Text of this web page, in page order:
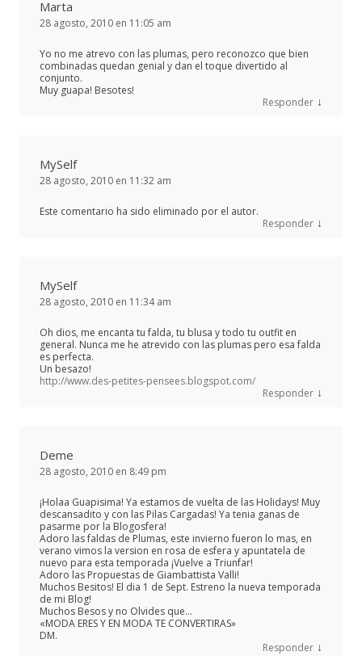
Marta
28 agosto, 2010 en 11:05 am
Yo no me atrevo con las plumas, pero reconozco que bien
combinadas quedan genial y dan el toque divertido al
conjunto.
Muy guapa! Besotes!
Responder ↓
MySelf
28 agosto, 2010 en 11:32 am
Este comentario ha sido eliminado por el autor.
Responder ↓
MySelf
28 agosto, 2010 en 11:34 am
Oh dios, me encanta tu falda, tu blusa y todo tu outfit en
general. Nunca me he atrevido con las plumas pero esa falda
es perfecta.
Un besazo!
http://www.des-petites-pensees.blogspot.com/
Responder ↓
Deme
28 agosto, 2010 en 8:49 pm
¡Holaa Guapisima! Ya estamos de vuelta de las Holidays! Muy
descansadito y con las Pilas Cargadas! Ya tenia ganas de
pasarme por la Blogosfera!
Adoro las faldas de Plumas, este invierno fueron lo mas, en
verano vimos la version en rosa de esfera y apuntatela de
nuevo para esta temporada ¡Vuelve a Triunfar!
Adoro las Propuestas de Giambattista Valli!
Muchos Besitos! El dia 1 de Sept. Estreno la nueva temporada
de mi Blog!
Muchos Besos y no Olvides que…
«MODA ERES Y EN MODA TE CONVERTIRAS»
DM.
Responder ↓